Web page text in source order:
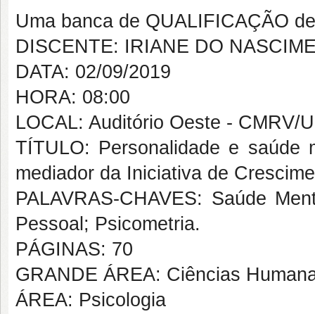
Uma banca de QUALIFICAÇÃO
DISCENTE: IRIANE DO
DATA: 02/09/2019
HORA: 08:00
LOCAL: Auditório Oeste - CMRV/
TÍTULO: Personalidade e saúde
mediador da Iniciativa de
PALAVRAS-CHAVES: Saúde
Pessoal; Psicometria.
PÁGINAS: 70
GRANDE ÁREA: Ciências
ÁREA: Psicologia